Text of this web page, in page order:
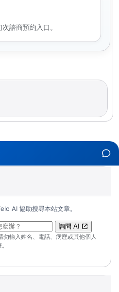
諮商預約入口。
AI 協助搜尋本站文章。
然語言問題；送出後會開啟 Felo
詢問 AI
勿輸入姓名、電話、病歷或其他個人